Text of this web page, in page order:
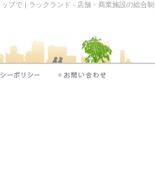
プで | ラックランド - 店舗・商業施設の総合